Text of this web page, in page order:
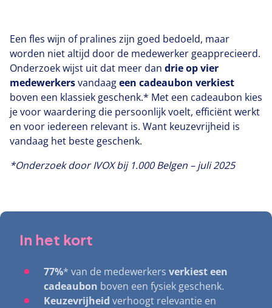
Een fles wijn of pralines zijn goed bedoeld, maar
worden niet altijd door de medewerker geapprecieerd.
Onderzoek wijst uit dat meer dan drie op vier
medewerkersvandaageen cadeaubon verkiest
boven een klassiek geschenk.* Met een cadeaubon kies
je voor waardering die persoonlijk voelt, efficiënt werkt
en voor iedereen relevant is. Want keuzevrijheid is
vandaag het beste geschenk.
*Onderzoek doorIVOXbij 1.000Belgen – juli2025
In het kort
77%* van de medewerkers verkiest een
cadeaubon boven een fysiek geschenk.
Keuzevrijheid verhoogt relevantie en